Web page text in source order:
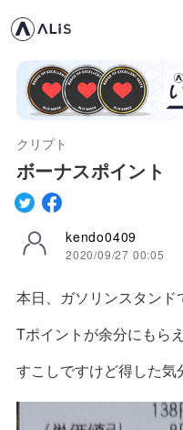
クリプト
ボーナスポイント
kendo0409
2020/09/27 00:05
本日、ガソリンスタンド
Tポイントが余分にもらえ
すこしですけど得した気